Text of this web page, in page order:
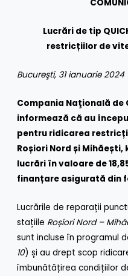
Lucrări de tip
restricțiilor de
Bucureşti, 31 ianuarie 2024
Compania Naţională de
informează că au
pentru ridicarea
Roșiori Nord și Mihăești,
lucrări în valoare de
finanțare asigurată din
Lucrările de reparații
stațiile Roșiori Nord –
sunt incluse în programul
10) și au drept scop
îmbunătățirea condițiilor